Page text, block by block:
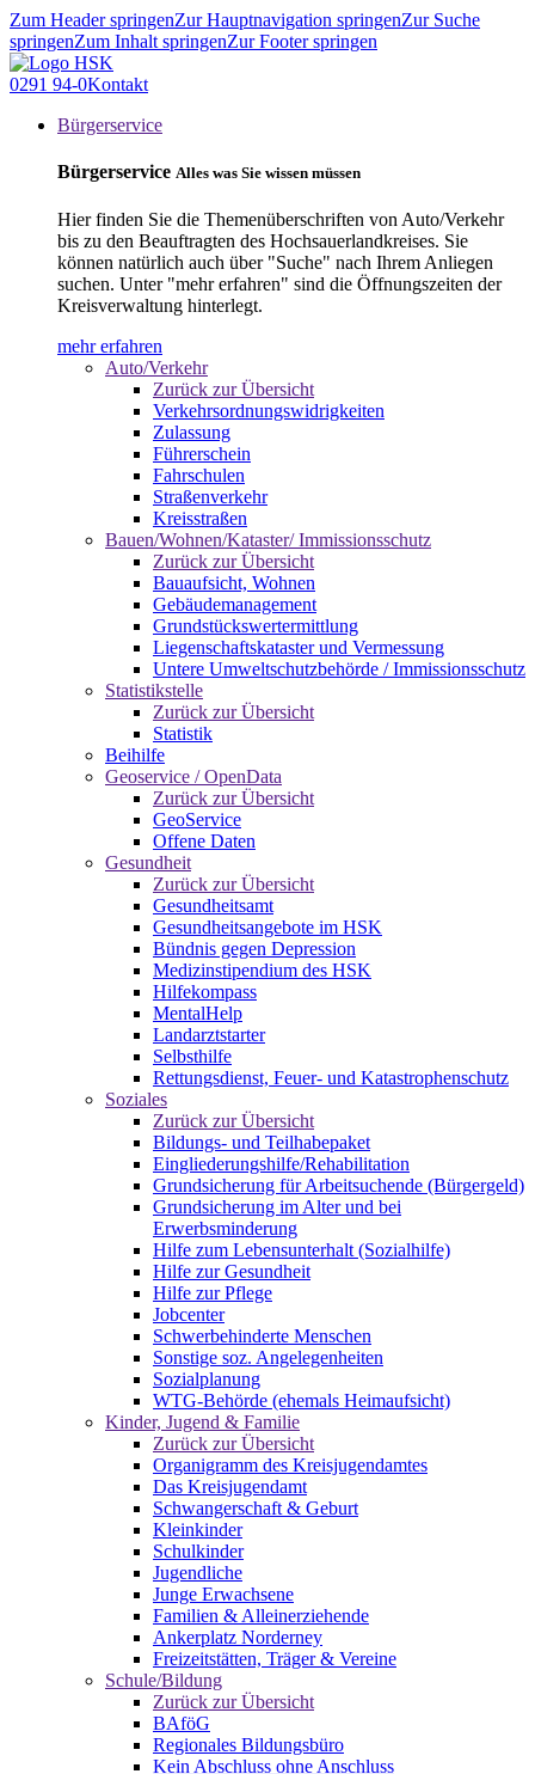
Zum Header springenZur Hauptnavigation springenZur Suche
springenZum Inhalt springenZur Footer springen
0291 94-0Kontakt
Bürgerservice
Bürgerservice Alles was Sie wissen müssen
Hier finden Sie die Themenüberschriften von Auto/Verkehr
bis zu den Beauftragten des Hochsauerlandkreises. Sie
können natürlich auch über "Suche" nach Ihrem Anliegen
suchen. Unter "mehr erfahren" sind die Öffnungszeiten der
Kreisverwaltung hinterlegt.
mehr erfahren
Auto/Verkehr
Zurück zur Übersicht
Verkehrsordnungswidrigkeiten
Zulassung
Führerschein
Fahrschulen
Straßenverkehr
Kreisstraßen
Bauen/Wohnen/Kataster/ Immissionsschutz
Zurück zur Übersicht
Bauaufsicht, Wohnen
Gebäudemanagement
Grundstückswertermittlung
Liegenschaftskataster und Vermessung
Untere Umweltschutzbehörde / Immissionsschutz
Statistikstelle
Zurück zur Übersicht
Statistik
Beihilfe
Geoservice / OpenData
Zurück zur Übersicht
GeoService
Offene Daten
Gesundheit
Zurück zur Übersicht
Gesundheitsamt
Gesundheitsangebote im HSK
Bündnis gegen Depression
Medizinstipendium des HSK
Hilfekompass
MentalHelp
Landarztstarter
Selbsthilfe
Rettungsdienst, Feuer- und Katastrophenschutz
Soziales
Zurück zur Übersicht
Bildungs- und Teilhabepaket
Eingliederungshilfe/Rehabilitation
Grundsicherung für Arbeitsuchende (Bürgergeld)
Grundsicherung im Alter und bei
Erwerbsminderung
Hilfe zum Lebensunterhalt (Sozialhilfe)
Hilfe zur Gesundheit
Hilfe zur Pflege
Jobcenter
Schwerbehinderte Menschen
Sonstige soz. Angelegenheiten
Sozialplanung
WTG-Behörde (ehemals Heimaufsicht)
Kinder, Jugend & Familie
Zurück zur Übersicht
Organigramm des Kreisjugendamtes
Das Kreisjugendamt
Schwangerschaft & Geburt
Kleinkinder
Schulkinder
Jugendliche
Junge Erwachsene
Familien & Alleinerziehende
Ankerplatz Norderney
Freizeitstätten, Träger & Vereine
Schule/Bildung
Zurück zur Übersicht
BAföG
Regionales Bildungsbüro
Kein Abschluss ohne Anschluss